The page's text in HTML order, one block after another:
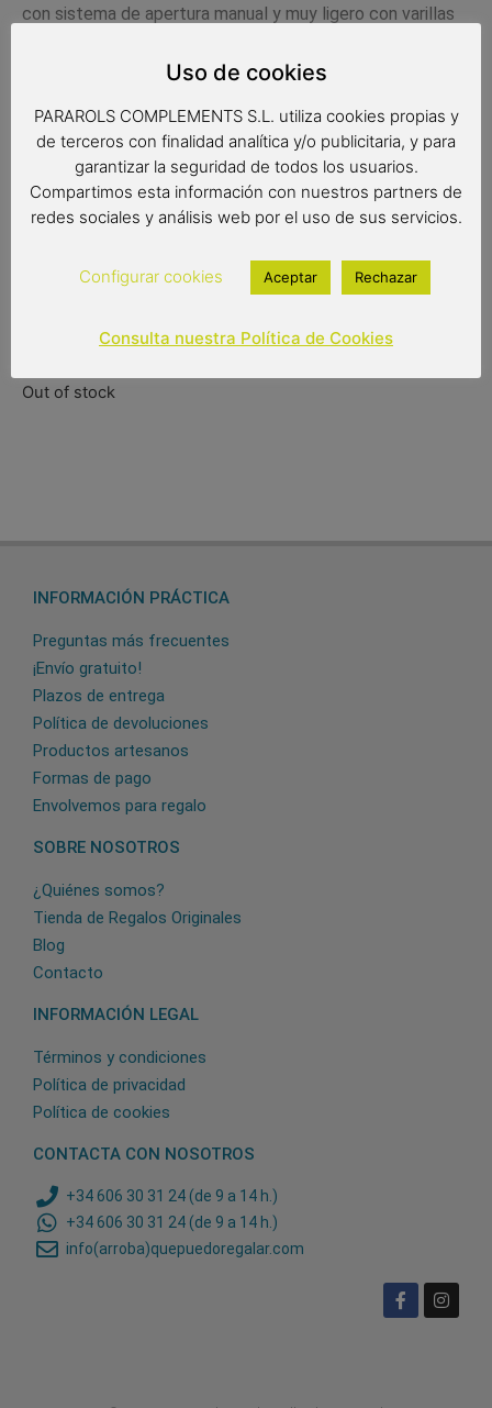
con sistema de apertura manual y muy ligero con varillas
los más pequeños porque tienen mayor visibilidad. Este
Comunidad Europea.
Complemento infantil
Paraguas transparente
Color del producto: azul
Diámetro: 75 cm
Tipo de apertura: manual
13,90€ (IVA incluido)
Out of stock
INFORMACIÓN PRÁCTICA
Preguntas más frecuentes
¡Envío gratuito!
Plazos de entrega
Política de devoluciones
Productos artesanos
Formas de pago
Envolvemos para regalo
SOBRE NOSOTROS
¿Quiénes somos?
Tienda de Regalos Originales
Blog
Contacto
INFORMACIÓN LEGAL
Términos y condiciones
Política de privacidad
Política de cookies
CONTACTA CON NOSOTROS
+34 606 30 31 24 (de 9 a 14 h.)
+34 606 30 31 24 (de 9 a 14 h.)
info(arroba)quepuedoregalar.com
Uso de cookies
PARAROLS COMPLEMENTS S.L. utiliza cookies propias y
de terceros con finalidad analítica y/o publicitaria, y para
garantizar la seguridad de todos los usuarios.
Compartimos esta información con nuestros partners de
redes sociales y análisis web por el uso de sus servicios.
Configurar cookies Aceptar Rechazar
Consulta nuestra Política de Cookies